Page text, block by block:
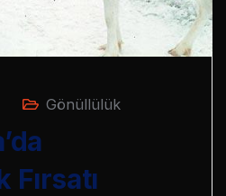
Gönüllülük